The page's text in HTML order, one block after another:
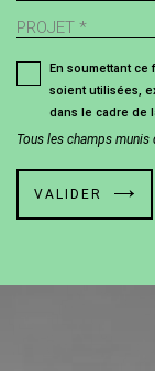
En soumettant ce
soient utilisées,
dans le cadre de
Tous les champs
VALIDER